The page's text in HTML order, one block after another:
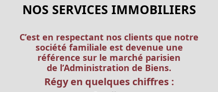
NOS SERVICES IMMOBILIERS
C’est en respectant nos clients que notre
société familiale est devenue une
référence sur le marché parisien
de l’Administration de Biens.
Régy en quelques chiffres :